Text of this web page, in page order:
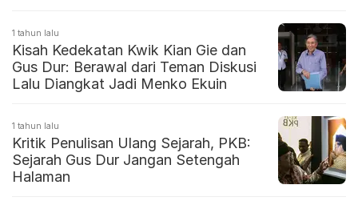
1 tahun lalu
Kisah Kedekatan Kwik Kian Gie dan
Gus Dur: Berawal dari Teman Diskusi
Lalu Diangkat Jadi Menko Ekuin
1 tahun lalu
Kritik Penulisan Ulang Sejarah, PKB:
Sejarah Gus Dur Jangan Setengah
Halaman